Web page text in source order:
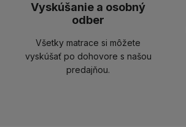
Vyskúšanie a osobný
odber
Všetky matrace si môžete
vyskúšať po dohovore s našou
predajňou.